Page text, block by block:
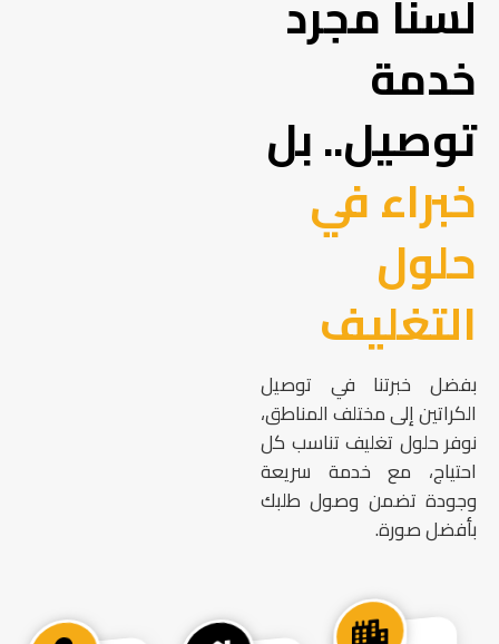
لسنا مجرد
خدمة
توصيل.. بل
خبراء في
حلول
التغليف
بفضل خبرتنا في توصيل
الكراتين إلى مختلف المناطق،
نوفر حلول تغليف تناسب كل
احتياج، مع خدمة سريعة
وجودة تضمن وصول طلبك
بأفضل صورة.